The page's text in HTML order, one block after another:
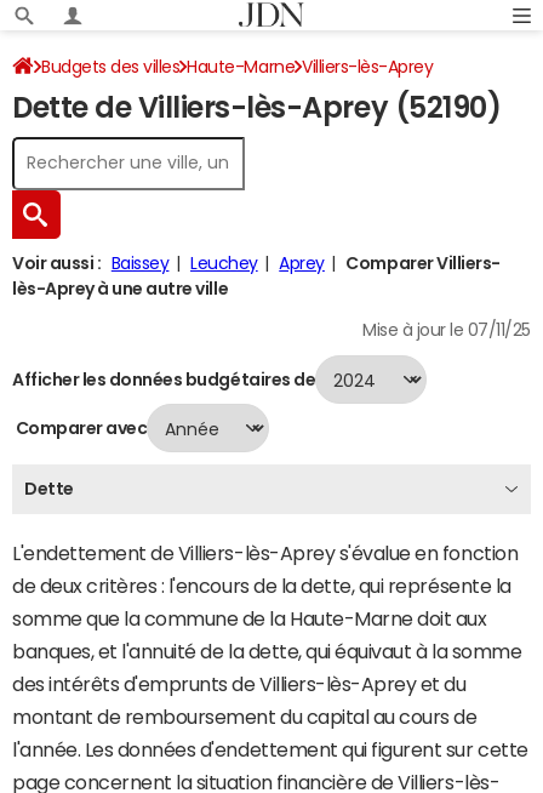
Budgets des villes Haute-Marne Villiers-lès-Aprey
Dette au 31/12/2024
Dette de Villiers-lès-Aprey (52190)
Voir aussi : Baissey Leuchey Aprey
Comparer Villiers-
lès-Aprey à une autre ville
Mise à jour le 07/11/25
Afficher les données budgétaires de
Comparer avec
Dette
L'endettement de Villiers-lès-Aprey s'évalue en fonction
de deux critères : l'encours de la dette, qui représente la
somme que la commune de la Haute-Marne doit aux
banques, et l'annuité de la dette, qui équivaut à la somme
des intérêts d'emprunts de Villiers-lès-Aprey et du
montant de remboursement du capital au cours de
l'année. Les données d'endettement qui figurent sur cette
page concernent la situation financière de Villiers-lès-